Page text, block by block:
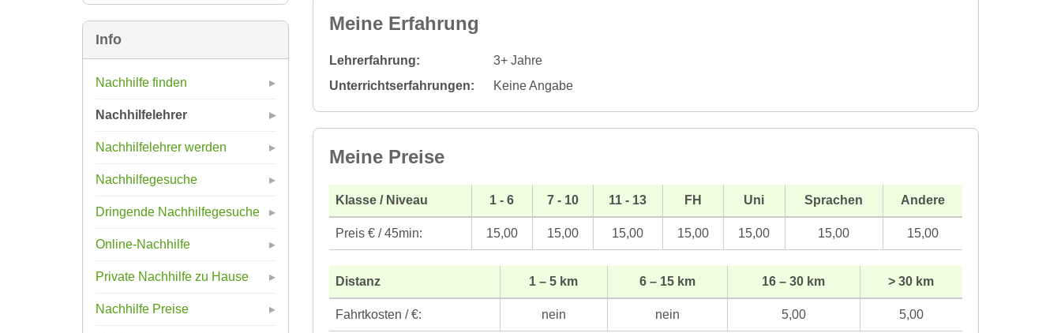
Info
Nachhilfe finden
Nachhilfelehrer
Nachhilfelehrer werden
Nachhilfegesuche
Dringende Nachhilfegesuche
Online-Nachhilfe
Private Nachhilfe zu Hause
Nachhilfe Preise
Meine Erfahrung
Lehrerfahrung:
3+ Jahre
Unterrichtserfahrungen:
Keine Angabe
Meine Preise
Klasse / Niveau 1 - 6 7 - 10 11 - 13 FH Uni Sprachen Andere
Preis € / 45min: 15,00 15,00 15,00 15,00 15,00 15,00 15,00
Distanz 1 – 5 km 6 – 15 km 16 – 30 km > 30 km
Fahrtkosten / €: nein nein 5,00 5,00